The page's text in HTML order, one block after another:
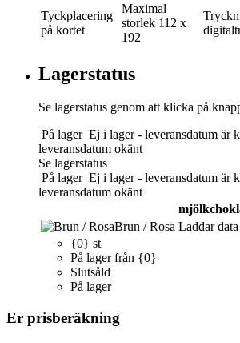
Tyckplacering
på kortet
Maximal
storlek 112 x
192
Lagerstatus
Se lagerstatus genom att klicka på
På lager Ej i lager - leveransdatum är
leveransdatum okänt
Se lagerstatus
På lager Ej i lager - leveransdatum är
leveransdatum okänt
Brun / Rosa Laddar data
{0} st
På lager från {0}
Slutsåld
På lager
Er prisberäkning